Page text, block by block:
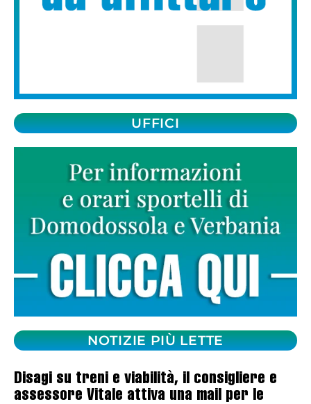
UFFICI
NOTIZIE PIÙ LETTE
Disagi su treni e viabilità, il consigliere e
assessore Vitale attiva una mail per le